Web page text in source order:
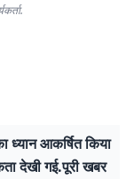
आकर्षित किया
देखी गई.पूरी खबर